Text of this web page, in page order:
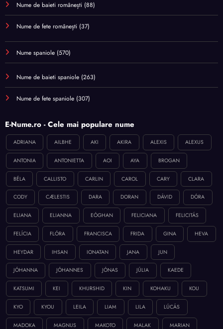
Nume de baieti românești (88)
Nume de fete românești (37)
Nume spaniole (570)
Nume de baieti spaniole (263)
Nume de fete spaniole (307)
E-Nume.ro - Cele mai populare nume
ADRIANA AILBHE AKI AKIRA ALEXIS ALEXUS
ANTONIA ANTONIETTA AOI AYA BROGAN
BÉLA CALLISTO CARLIN CAROL CARY CLARA
CODY CÆLESTIS DARA DORAN DÁVID DÓRA
ELIANA ELIANNA EÓGHAN FELICIANA FELICITÁS
FELÍCIA FLÓRA FRANCISCA FRIDA GINA HEVA
HEYDAR IHSAN IONATAN JANA JUN
JÓHANNA JÓHANNES JÓNAS JÚLIA KAEDE
KATSUMI KEI KHURSHID KIN KOHAKU KOU
KYO KYOU LEILA LIAM LILA LÚCÁS
MADOKA MAGNUS MAKOTO MALAK MARIAN